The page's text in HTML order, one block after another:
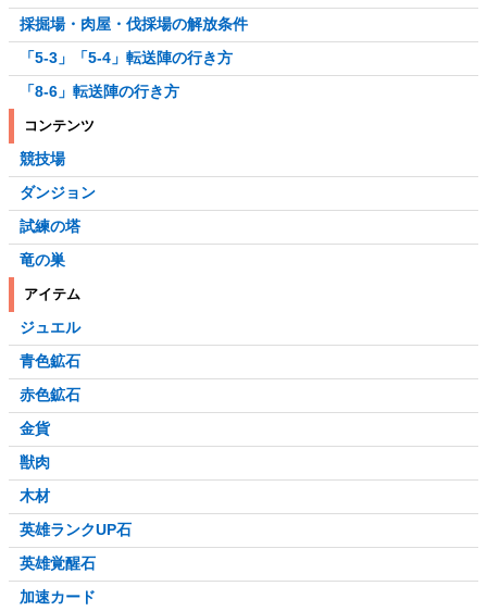
採掘場・肉屋・伐採場の解放条件
「5-3」「5-4」転送陣の行き方
「8-6」転送陣の行き方
コンテンツ
競技場
ダンジョン
試練の塔
竜の巣
アイテム
ジュエル
青色鉱石
赤色鉱石
金貨
獣肉
木材
英雄ランクUP石
英雄覚醒石
加速カード